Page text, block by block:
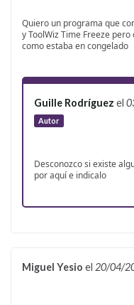
Quiero un programa que
y ToolWiz Time Freeze
como estaba en congelado
Guille Rodríguez el
Autor
Desconozco si existe
por aquí e indicalo
Miguel Yesio el 20/04/